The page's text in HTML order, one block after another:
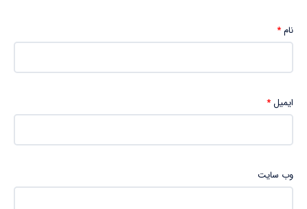
نام*
ایمیل*
وب‌ سایت